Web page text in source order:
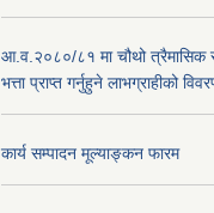
आ.व.२०८०/८१ मा चौथो त्रैमासिक
भत्ता प्राप्त गर्नुहुने लाभग्राहीको
कार्य सम्पादन मूल्याङ्कन फारम